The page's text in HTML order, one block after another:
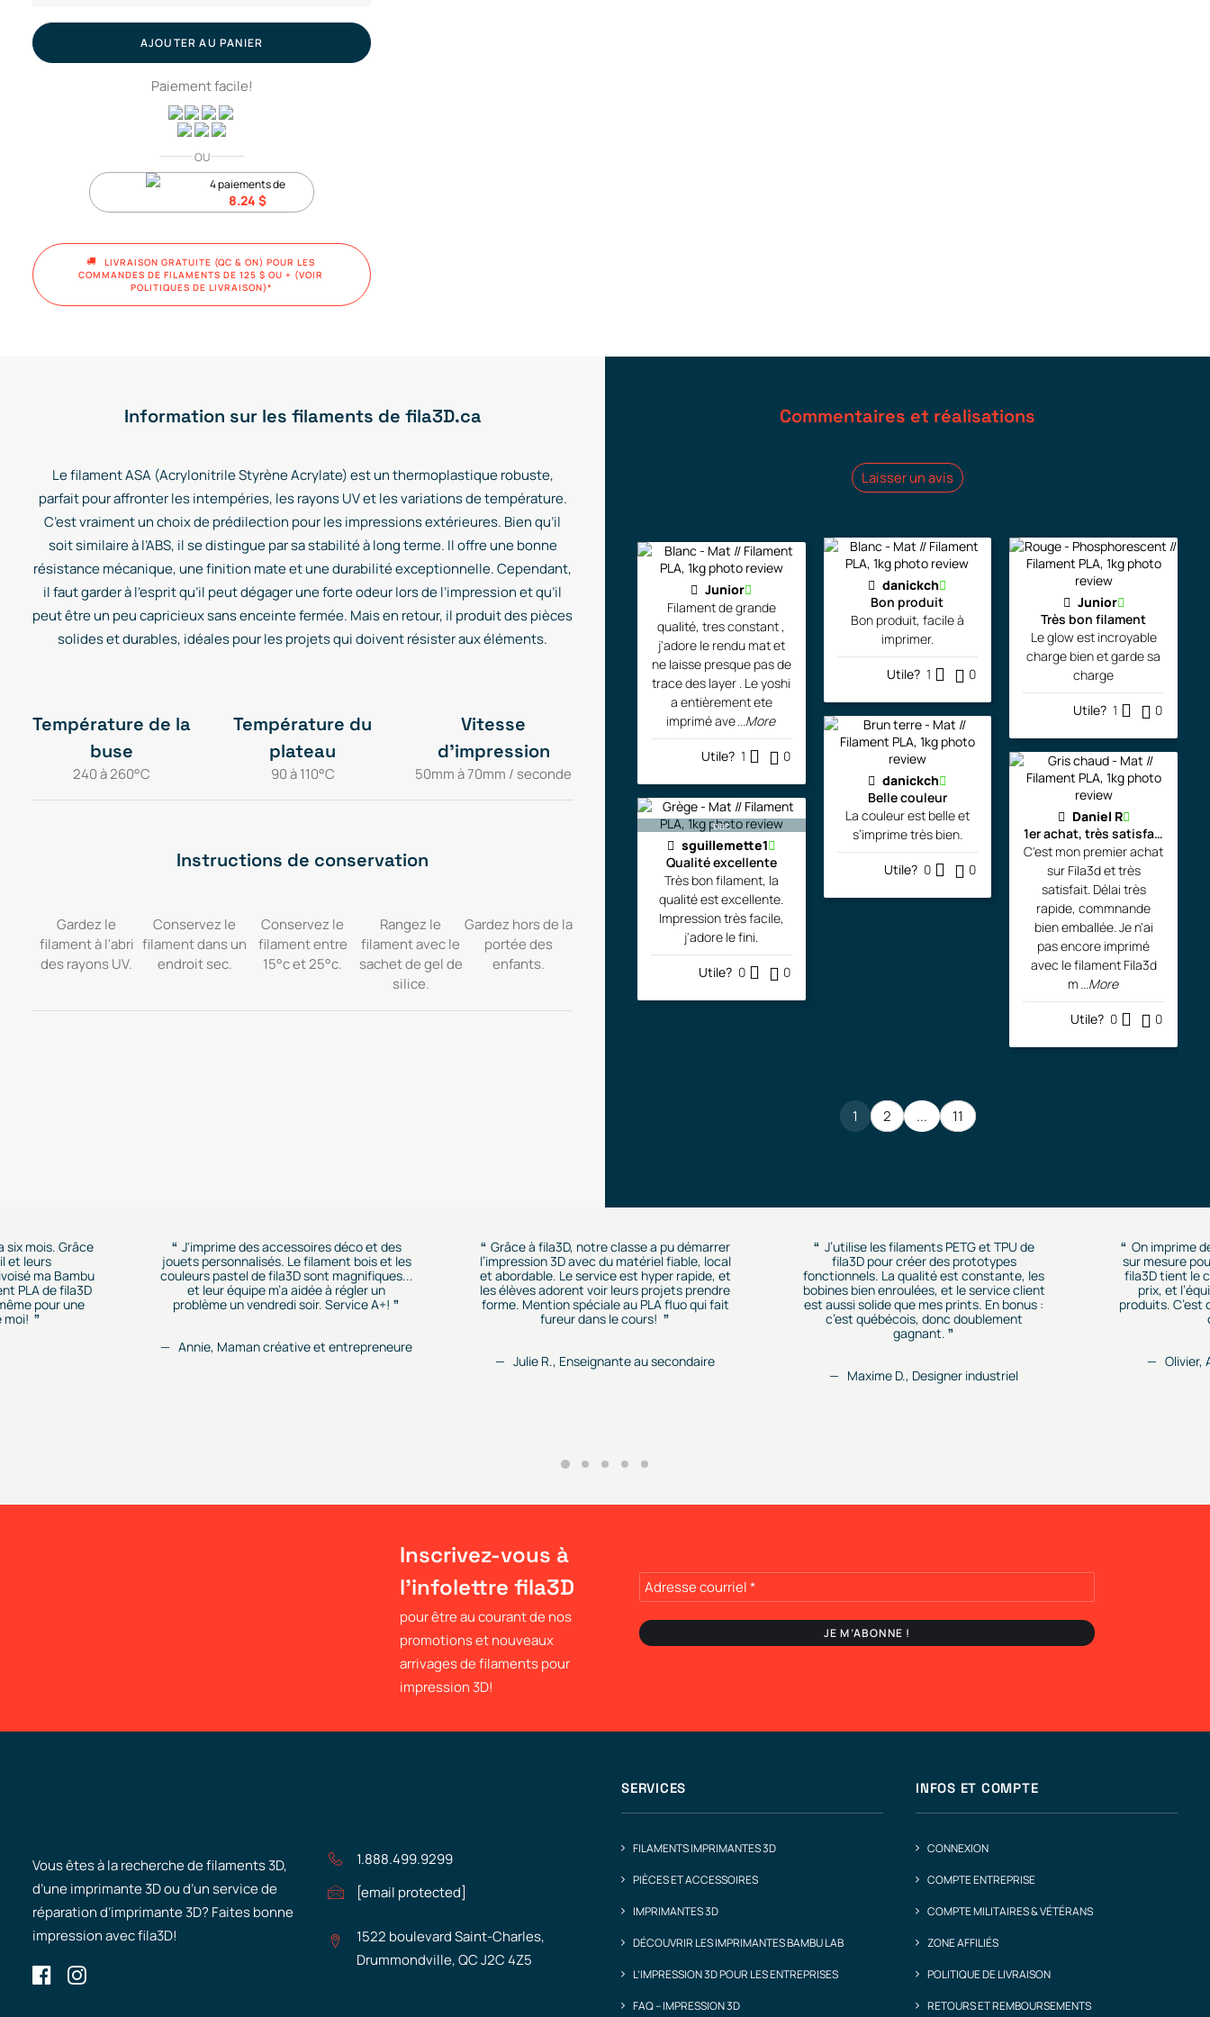
//
Filament
AJOUTER AU PANIER
Paiement facile!
OU
4 paiements de
8.24 $
LIVRAISON GRATUITE (QC & ON) POUR LES
COMMANDES DE FILAMENTS DE 125 $ OU + (VOIR
POLITIQUES DE LIVRAISON)*
Information sur les filaments de fila3D.ca
Le filament ASA (Acrylonitrile Styrène Acrylate) est un thermoplastique robuste,
parfait pour affronter les intempéries, les rayons UV et les variations de température.
C’est vraiment un choix de prédilection pour les impressions extérieures. Bien qu’il
soit similaire à l’ABS, il se distingue par sa stabilité à long terme. Il offre une bonne
résistance mécanique, une finition mate et une durabilité exceptionnelle. Cependant,
il faut garder à l’esprit qu’il peut dégager une forte odeur lors de l’impression et qu’il
peut être un peu capricieux sans enceinte fermée. Mais en retour, il produit des pièces
solides et durables, idéales pour les projets qui doivent résister aux éléments.
Température de la
buse
240 à 260°C
Température du
plateau
90 à 110°C
Vitesse
d'impression
50mm à 70mm / seconde
Instructions de conservation
Gardez le
filament à l'abri
des rayons UV.
Conservez le
filament dans un
endroit sec.
Conservez le
filament entre
15°c et 25°c.
Rangez le
filament avec le
sachet de gel de
silice.
Gardez hors de la
portée des
enfants.
Commentaires et réalisations
Laisser un avis
Junior
Filament de grande
qualité, tres constant ,
j'adore le rendu mat et
ne laisse presque pas de
trace des layer . Le yoshi
a entièrement ete
imprimé ave...More
Utile? 1 0
bac
sguillemette1
Qualité excellente
Très bon filament, la
qualité est excellente.
Impression très facile,
j'adore le fini.
Utile? 0 0
danickch
Bon produit
Bon produit, facile à
imprimer.
Utile? 1 0
danickch
Belle couleur
La couleur est belle et
s’imprime très bien.
Utile? 0 0
Junior
Très bon filament
Le glow est incroyable
charge bien et garde sa
charge
Utile? 1 0
Daniel R
1er achat, très satisfait!!!
C'est mon premier achat
sur Fila3d et très
satisfait. Délai très
rapide, commnande
bien emballée. Je n'ai
pas encore imprimé
avec le filament Fila3d
m ...More
Utile? 0 0
1 2 ... 11
six mois. Grâce
et leurs
ma Bambu
PLA de fila3D
pour une
moi!
J'imprime des accessoires déco et des
jouets personnalisés. Le filament bois et les
couleurs pastel de fila3D sont magnifiques...
et leur équipe m’a aidée à régler un
problème un vendredi soir. Service A+!
Annie, Maman créative et entrepreneure
Grâce à fila3D, notre classe a pu démarrer
l’impression 3D avec du matériel fiable, local
et abordable. Le service est hyper rapide, et
les élèves adorent voir leurs projets prendre
forme. Mention spéciale au PLA fluo qui fait
fureur dans le cours!
Julie R., Enseignante au secondaire
J’utilise les filaments PETG et TPU de
fila3D pour créer des prototypes
fonctionnels. La qualité est constante, les
bobines bien enroulées, et le service client
est aussi solide que mes prints. En bonus :
c’est québécois, donc doublement
gagnant.
Maxime D., Designer industriel
On imprime
sur mesure
fila3D tient le
prix, et
produits. C’est
Olivier,
Inscrivez-vous à
l'infolettre fila3D
pour être au courant de nos
promotions et nouveaux
arrivages de filaments pour
impression 3D!
Vous êtes à la recherche de filaments 3D,
d’une imprimante 3D ou d’un service de
réparation d’imprimante 3D? Faites bonne
impression avec fila3D!
1.888.499.9299
[email protected]
1522 boulevard Saint-Charles,
Drummondville, QC J2C 4Z5
SERVICES
FILAMENTS IMPRIMANTES 3D
PIÈCES ET ACCESSOIRES
IMPRIMANTES 3D
DÉCOUVRIR LES IMPRIMANTES BAMBU LAB
L’IMPRESSION 3D POUR LES ENTREPRISES
FAQ – IMPRESSION 3D
INFOS ET COMPTE
CONNEXION
COMPTE ENTREPRISE
COMPTE MILITAIRES & VÉTÉRANS
ZONE AFFILIÉS
POLITIQUE DE LIVRAISON
RETOURS ET REMBOURSEMENTS